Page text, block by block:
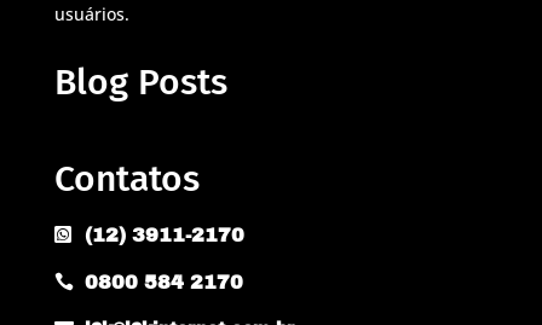
usuários.
Blog Posts
Contatos
 (12) 3911-2170
 0800 584 2170